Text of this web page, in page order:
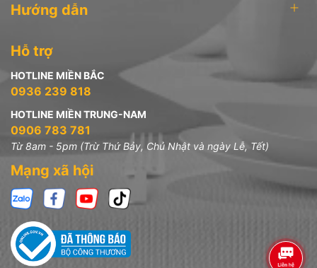
Hướng dẫn
Hỗ trợ
HOTLINE MIỀN BẮC
0936 239 818
HOTLINE MIỀN TRUNG-NAM
0906 783 781
Từ 8am - 5pm (Trừ Thứ Bảy, Chủ Nhật và ngày Lễ, Tết)
Mạng xã hội